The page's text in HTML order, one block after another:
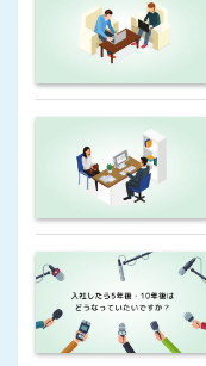
若年求人が豊富
非公開求人が豊富
この条